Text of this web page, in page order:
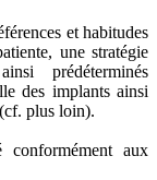
et habitudes
une stratégie
prédéterminés
des implants ainsi
plus loin).
conformément aux